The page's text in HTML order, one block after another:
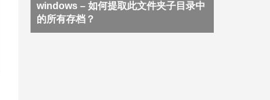
windows – 如何提取此文件夹子目录中
的所有存档？